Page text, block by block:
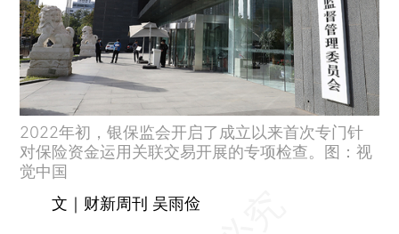
2022年初，银保监会开启了成立以来首次专门针
对保险资金运用关联交易开展的专项检查。图：视
觉中国
文｜财新周刊 吴雨俭